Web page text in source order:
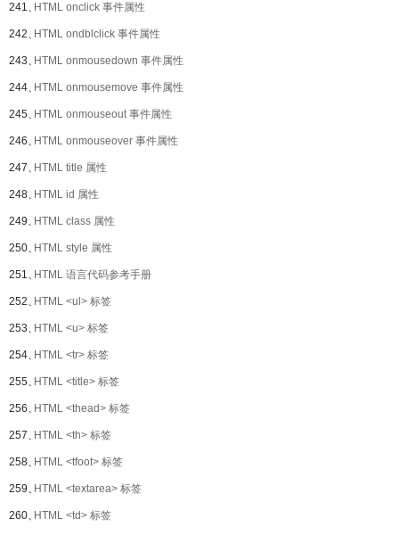
241、HTML onclick 事件属性
242、HTML ondblclick 事件属性
243、HTML onmousedown 事件属性
244、HTML onmousemove 事件属性
245、HTML onmouseout 事件属性
246、HTML onmouseover 事件属性
247、HTML title 属性
248、HTML id 属性
249、HTML class 属性
250、HTML style 属性
251、HTML 语言代码参考手册
252、HTML <ul> 标签
253、HTML <u> 标签
254、HTML <tr> 标签
255、HTML <title> 标签
256、HTML <thead> 标签
257、HTML <th> 标签
258、HTML <tfoot> 标签
259、HTML <textarea> 标签
260、HTML <td> 标签